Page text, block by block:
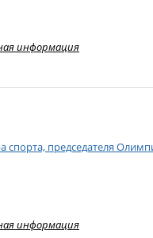
информация
спорта, председателя
информация